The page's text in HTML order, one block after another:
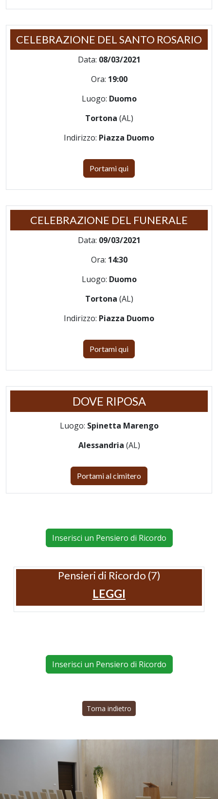
CELEBRAZIONE DEL SANTO ROSARIO
Data: 08/03/2021
Ora: 19:00
Luogo: Duomo
Tortona (AL)
Indirizzo: Piazza Duomo
Portami qui
CELEBRAZIONE DEL FUNERALE
Data: 09/03/2021
Ora: 14:30
Luogo: Duomo
Tortona (AL)
Indirizzo: Piazza Duomo
Portami qui
DOVE RIPOSA
Luogo: Spinetta Marengo
Alessandria (AL)
Portami al cimitero
Inserisci un Pensiero di Ricordo
Pensieri di Ricordo (7)
LEGGI
Inserisci un Pensiero di Ricordo
Torna indietro